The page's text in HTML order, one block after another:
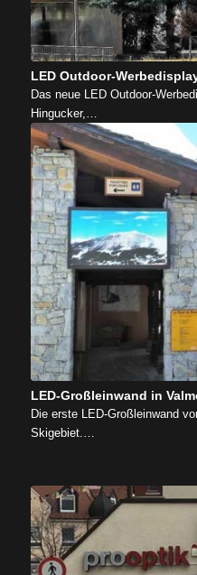
LED Outdoor-
Das neue LED Outdoor-
Hingucker,…
LED-Großleinwand in
Die erste LED-Großleinwand
Skigebiet.…